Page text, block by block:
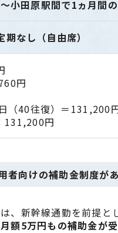
小田原駅間で1ヵ月間
期なし（自由席）
円
（40往復）＝131,200
131,200円
者向けの補助金制度が
、新幹線通勤を前提
額5万円もの補助金が